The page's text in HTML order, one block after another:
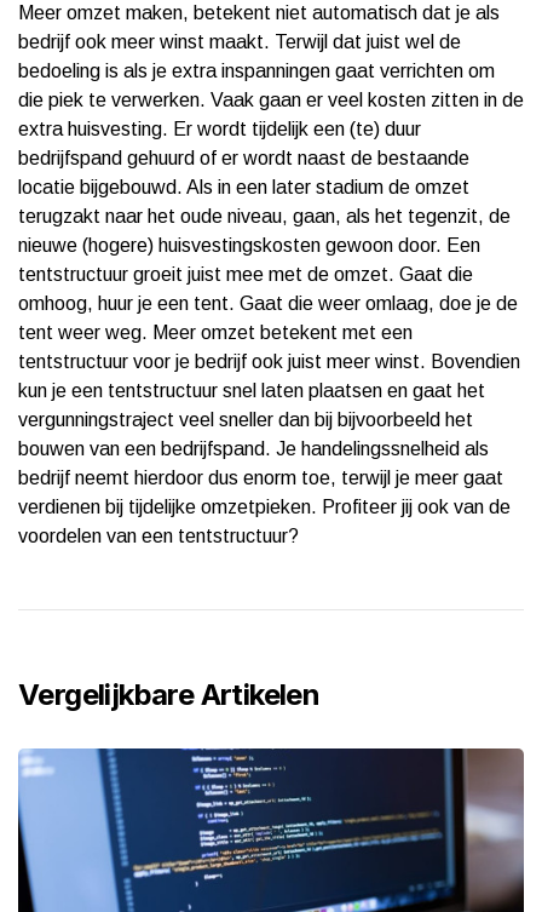
Meer omzet maken, betekent niet automatisch dat je als
bedrijf ook meer winst maakt. Terwijl dat juist wel de
bedoeling is als je extra inspanningen gaat verrichten om
die piek te verwerken. Vaak gaan er veel kosten zitten in de
extra huisvesting. Er wordt tijdelijk een (te) duur
bedrijfspand gehuurd of er wordt naast de bestaande
locatie bijgebouwd. Als in een later stadium de omzet
terugzakt naar het oude niveau, gaan, als het tegenzit, de
nieuwe (hogere) huisvestingskosten gewoon door. Een
tentstructuur groeit juist mee met de omzet. Gaat die
omhoog, huur je een tent. Gaat die weer omlaag, doe je de
tent weer weg. Meer omzet betekent met een
tentstructuur voor je bedrijf ook juist meer winst. Bovendien
kun je een tentstructuur snel laten plaatsen en gaat het
vergunningstraject veel sneller dan bij bijvoorbeeld het
bouwen van een bedrijfspand. Je handelingssnelheid als
bedrijf neemt hierdoor dus enorm toe, terwijl je meer gaat
verdienen bij tijdelijke omzetpieken. Profiteer jij ook van de
voordelen van een tentstructuur?
Vergelijkbare Artikelen